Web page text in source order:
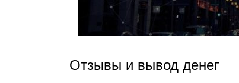
Отзывы и вывод денег